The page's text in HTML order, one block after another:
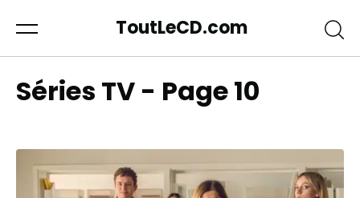
ToutLeCD.com
Séries TV - Page 10